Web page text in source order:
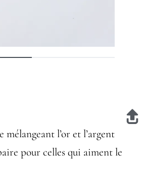
l’or et l’argent
pour celles qui aiment le